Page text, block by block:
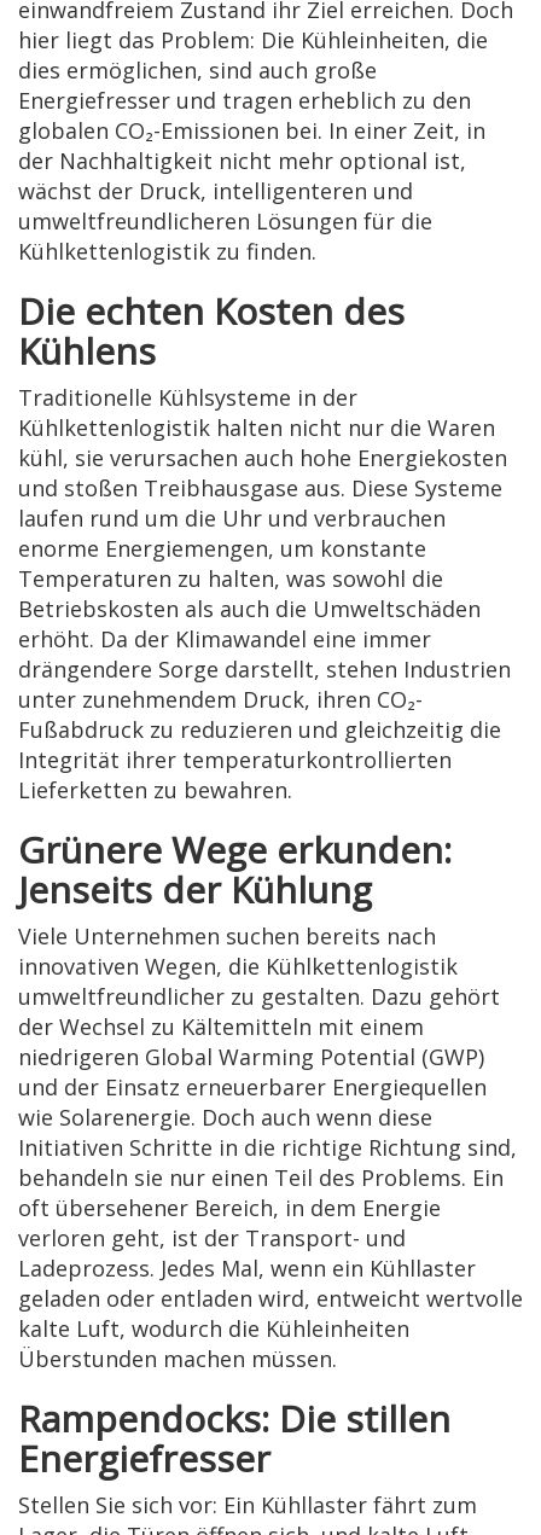
einwandfreiem Zustand ihr Ziel erreichen. Doch
hier liegt das Problem: Die Kühleinheiten, die
dies ermöglichen, sind auch große
Energiefresser und tragen erheblich zu den
globalen CO₂-Emissionen bei. In einer Zeit, in
der Nachhaltigkeit nicht mehr optional ist,
wächst der Druck, intelligenteren und
umweltfreundlicheren Lösungen für die
Kühlkettenlogistik zu finden.
Die echten Kosten des
Kühlens
Traditionelle Kühlsysteme in der
Kühlkettenlogistik halten nicht nur die Waren
kühl, sie verursachen auch hohe Energiekosten
und stoßen Treibhausgase aus. Diese Systeme
laufen rund um die Uhr und verbrauchen
enorme Energiemengen, um konstante
Temperaturen zu halten, was sowohl die
Betriebskosten als auch die Umweltschäden
erhöht. Da der Klimawandel eine immer
drängendere Sorge darstellt, stehen Industrien
unter zunehmendem Druck, ihren CO₂-
Fußabdruck zu reduzieren und gleichzeitig die
Integrität ihrer temperaturkontrollierten
Lieferketten zu bewahren.
Grünere Wege erkunden:
Jenseits der Kühlung
Viele Unternehmen suchen bereits nach
innovativen Wegen, die Kühlkettenlogistik
umweltfreundlicher zu gestalten. Dazu gehört
der Wechsel zu Kältemitteln mit einem
niedrigeren Global Warming Potential (GWP)
und der Einsatz erneuerbarer Energiequellen
wie Solarenergie. Doch auch wenn diese
Initiativen Schritte in die richtige Richtung sind,
behandeln sie nur einen Teil des Problems. Ein
oft übersehener Bereich, in dem Energie
verloren geht, ist der Transport- und
Ladeprozess. Jedes Mal, wenn ein Kühllaster
geladen oder entladen wird, entweicht wertvolle
kalte Luft, wodurch die Kühleinheiten
Überstunden machen müssen.
Rampendocks: Die stillen
Energiefresser
Stellen Sie sich vor: Ein Kühllaster fährt zum